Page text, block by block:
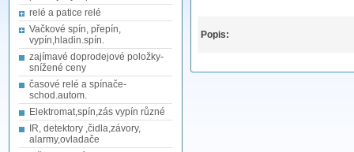
relé a patice relé
Vačkové spín, přepín,
vypín,hladin.spín.
zajímavé doprodejové položky-
snížené ceny
časové relé a spínače-
schod.autom.
Elektromat,spín,zás vypín různé
IR, detektory ,čidla,závory,
alarmy,ovladače
Popis: